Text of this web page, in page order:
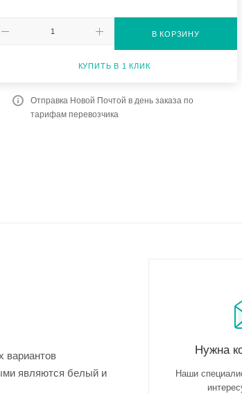
В КОРЗИНУ
КУПИТЬ В 1 КЛИК
Отправка Новой Почтой в день заказа по
тарифам перевозчика
вариантов
являются белый и
Нужна
Наши